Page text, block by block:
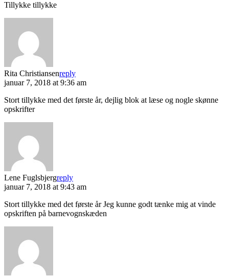
Tillykke tillykke
Rita Christiansenreply
januar 7, 2018 at 9:36 am
Stort tillykke med det første år, dejlig blok at læse og nogle skønne
opskrifter
Lene Fuglsbjergreply
januar 7, 2018 at 9:43 am
Stort tillykke med det første år Jeg kunne godt tænke mig at vinde
opskriften på barnevognskæden